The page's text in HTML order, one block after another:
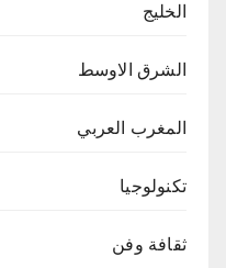
الخليج
الشرق الاوسط
المغرب العربي
تكنولوجيا
ثقافة وفن